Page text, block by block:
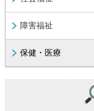
障害福祉
保健・医療